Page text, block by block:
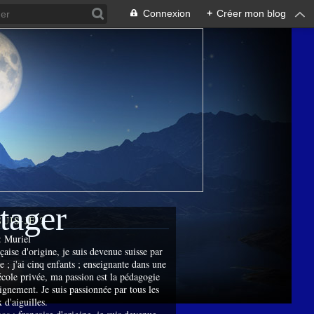
Connexion + Créer mon blog
JE ?
Muriel